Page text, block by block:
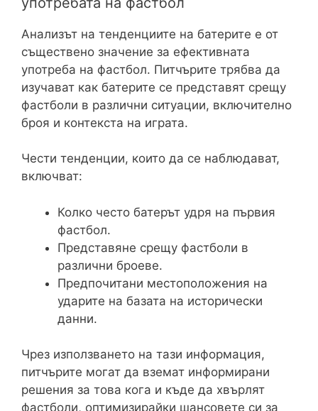
Анализът на тенденциите на батерите е от
съществено значение за ефективната
употреба на фастбол. Питчърите трябва да
изучават как батерите се представят срещу
фастболи в различни ситуации, включително
броя и контекста на играта.
Чести тенденции, които да се наблюдават,
включват:
Колко често батерът удря на първия
фастбол.
Представяне срещу фастболи в
различни броеве.
Предпочитани местоположения на
ударите на базата на исторически
данни.
Чрез използването на тази информация,
питчърите могат да вземат информирани
решения за това кога и къде да хвърлят
фастболи, оптимизирайки шансовете си за